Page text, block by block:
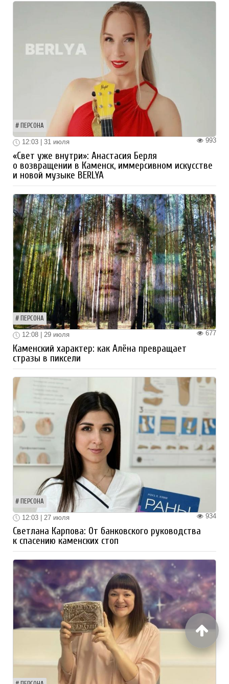
ПЕРСОНА
993
12:03 | 31 июля
«Свет уже внутри»: Анастасия Берля
о возвращении в Каменск, иммерсивном искусстве
и новой музыке BERLYA
ПЕРСОНА
677
12:08 | 29 июля
Каменский характер: как Алёна превращает
стразы в пиксели
ПЕРСОНА
934
12:03 | 27 июля
Светлана Карпова: От банковского руководства
к спасению каменских стоп